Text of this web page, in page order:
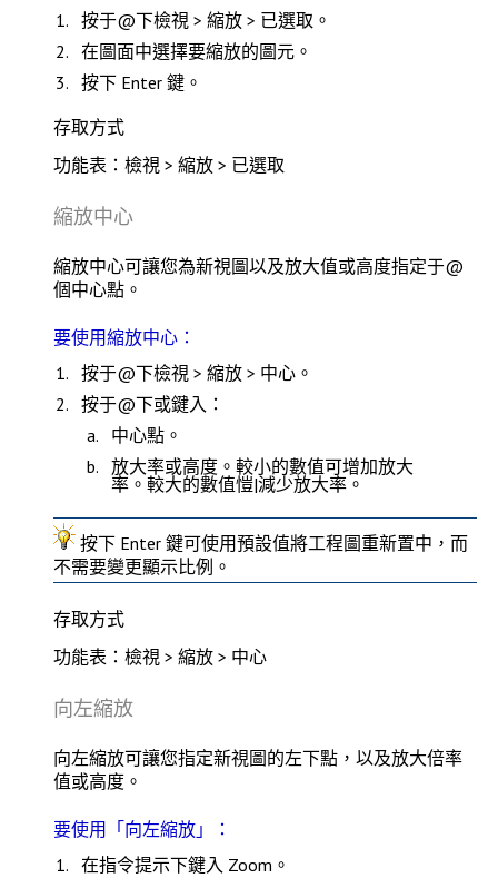
按于@下檢視 > 縮放 > 已選取 。
在圖面中選擇要縮放的圖元。
按下 Enter 鍵。
存取方式
功能表：檢視 > 縮放 > 已選取
縮放中心
縮放中心可讓您為新視圖以及放大值或高度指定于@
個中心點。
要使用縮放中心：
按于@下檢視 > 縮放 > 中心 。
按于@下或鍵入：
中心點。
放大率或高度。較小的數值可增加放大
率。較大的數值愷|減少放大率。
按下 Enter 鍵可使用預設值將工程圖重新置中，而
不需要變更顯示比例。
存取方式
功能表：檢視 > 縮放 > 中心
向左縮放
向左縮放可讓您指定新視圖的左下點，以及放大倍率
值或高度。
要使用「向左縮放」：
在指令提示下鍵入 Zoom 。